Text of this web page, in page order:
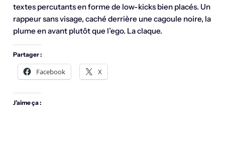
textes percutants en forme de low-kicks bien placés. Un
rappeur sans visage, caché derrière une cagoule noire, la
plume en avant plutôt que l’ego. La claque.
Partager :
Facebook X
J’aime ça :